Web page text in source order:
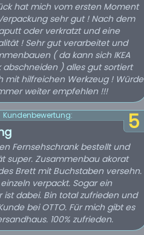
hat mich vom ersten Moment
sehr gut ! Nach dem
oder verkratzt und eine
! Sehr gut verarbeitet und
( da kann sich IKEA
abschneiden ) alles gut sortiert
mit hilfreichen Werkzeug ! Würde
weiter empfehlen !!!
5
Kundenbewertung:
Fernsehschrank bestellt und
super. Zusammenbau akorat
Brett mit Buchstaben versehn.
verpackt. Sogar ein
ist dabei. Bin total zufrieden und
bei OTTO. Für mich gibt es
100% zufrieden.